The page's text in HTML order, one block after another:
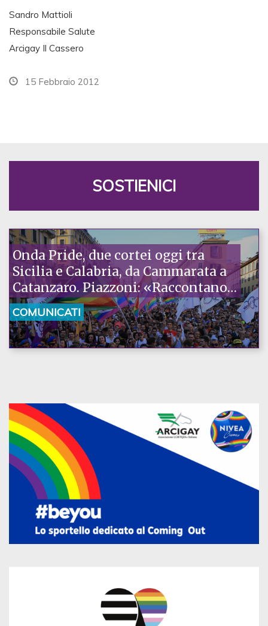
Sandro Mattioli
Responsabile Salute
Arcigay Il Cassero
15 Febbraio 2012
SOSTIENICI
Onda Pride, due cortei oggi tra
Sicilia e Calabria, da Cammarata a
Catanzaro. Piazzoni: «Raccontano
la nostra ostinazione»
COMUNICATI